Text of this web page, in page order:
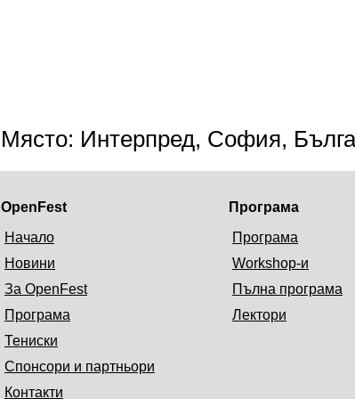
Място: Интерпред, София,
OpenFest
Начало
Новини
За OpenFest
Програма
Тениски
Спонсори и партньори
Контакти
Програма
Програма
Workshop-и
Пълна програма
Лектори